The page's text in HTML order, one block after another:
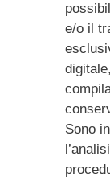
e/o il
Sono